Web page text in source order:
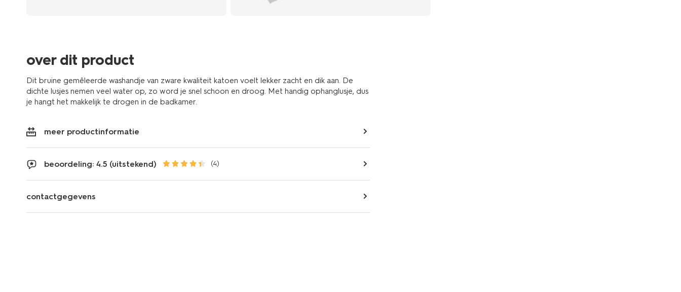
over dit product
Dit bruine gemêleerde washandje van zware kwaliteit katoen voelt lekker zacht en dik aan. De
dichte lusjes nemen veel water op, zo word je snel schoon en droog. Met handig ophanglusje, dus
je hangt het makkelijk te drogen in de badkamer.
meer productinformatie
beoordeling: 4.5 (uitstekend) (4)
contactgegevens